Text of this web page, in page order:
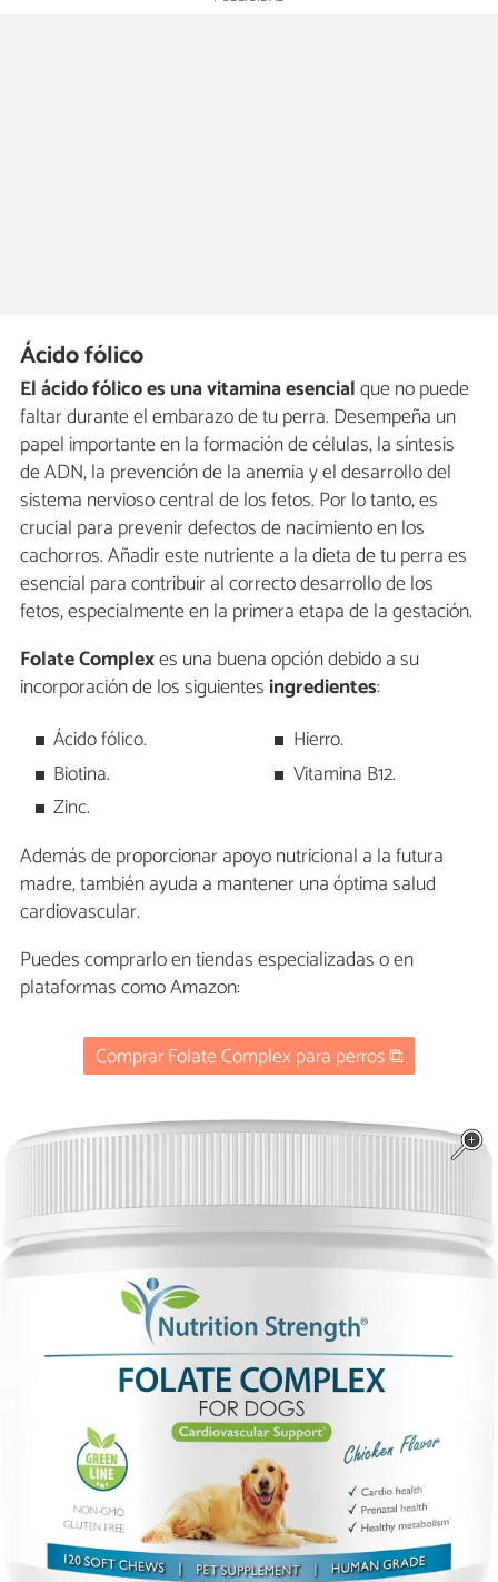
Ácido fólico
El ácido fólico es una vitamina esencialque no puede
faltar durante el embarazo de tu perra. Desempeña un
papel importante en la formación de células, la síntesis
de ADN, la prevención de la anemia y el desarrollo del
sistema nervioso central de los fetos. Por lo tanto, es
crucial para prevenir defectos de nacimiento en los
cachorros. Añadir este nutriente a la dieta de tu perra es
esencial para contribuir al correcto desarrollo de los
fetos, especialmente en la primera etapa de la gestación.
Folate Complexes una buena opción debido a su
incorporación de los siguientes ingredientes:
Ácido fólico.
Biotina.
Zinc.
Hierro.
Vitamina B12.
Además de proporcionar apoyo nutricional a la futura
madre, también ayuda a mantener una óptima salud
cardiovascular.
Puedes comprarlo en tiendas especializadas o en
plataformas como Amazon:
Comprar Folate Complex para perros ⧉